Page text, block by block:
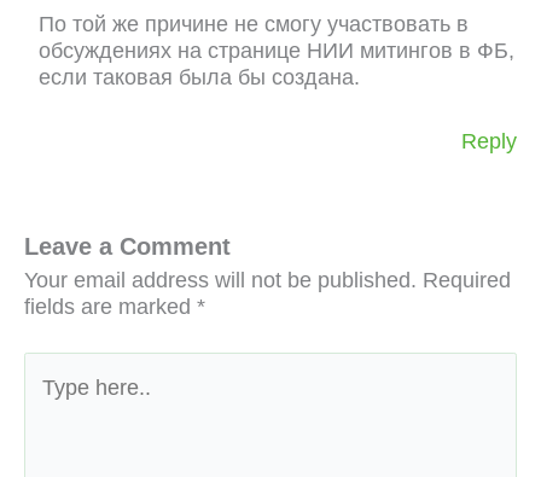
По той же причине не смогу участвовать в
обсуждениях на странице НИИ митингов в ФБ,
если таковая была бы создана.
Reply
Leave a Comment
Your email address will not be published. Required
fields are marked *
here..